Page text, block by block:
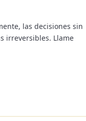
las decisiones sin
irreversibles. Llame